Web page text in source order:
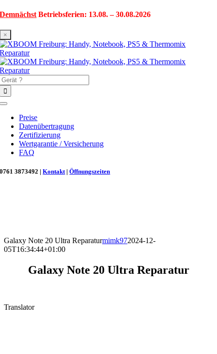
Zum
springen
Demnächst Betriebsferien: 13.08. – 30.08.2026
×
Toggle
Navigation
Preise
Datenübertragung
Zertifizierung
Wertgarantie / Versicherung
FAQ
0761 3873492 |Kontakt |Öffnungszeiten
Galaxy Note 20 Ultra Reparaturmimk972024-12-
05T16:34:44+01:00
Galaxy Note 20 Ultra Reparatur
Translator